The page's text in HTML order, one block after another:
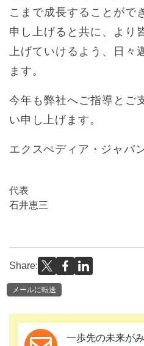
こまで成長することがで
申し上げると共に、より
上げていけるよう、日々
ます。
今年も弊社へご指導とご
い申し上げます。
エクスぺディア・ジャパ
代表
石井恵三
Share:
メールに転送
一歩先の未来が